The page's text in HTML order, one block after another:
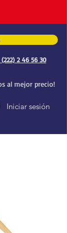
(222) 2 46 56 30
al mejor precio!
Iniciar sesión